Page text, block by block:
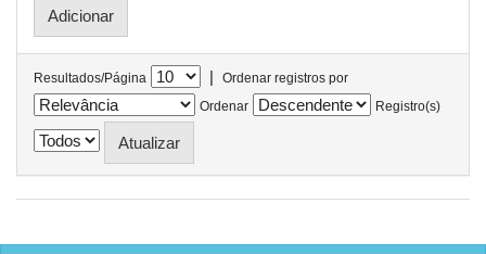
Resultados/Página |
Ordenar registros por
Ordenar
Registro(s)